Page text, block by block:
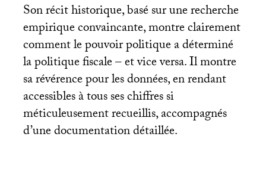
Son récit historique, basé sur une recherche
empirique convaincante, montre clairement
comment le pouvoir politique a déterminé
la politique fiscale – et vice versa. Il montre
sa révérence pour les données, en rendant
accessibles à tous ses chiffres si
méticuleusement recueillis, accompagnés
d’une documentation détaillée.